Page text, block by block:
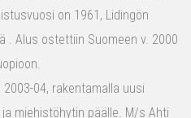
on 1961, Lidingön
. Alus ostettiin Suomeen v. 2000
04, rakentamalla uusi
miehistöhytin päälle. M/s Ahti